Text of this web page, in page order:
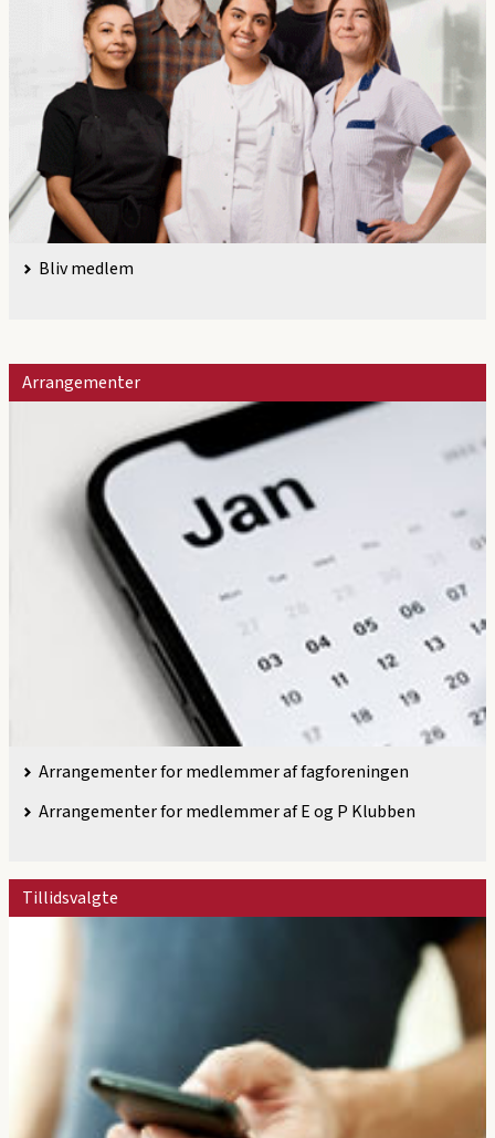
Bliv medlem
Arrangementer
Arrangementer for medlemmer af fagforeningen
Arrangementer for medlemmer af E og P Klubben
Tillidsvalgte